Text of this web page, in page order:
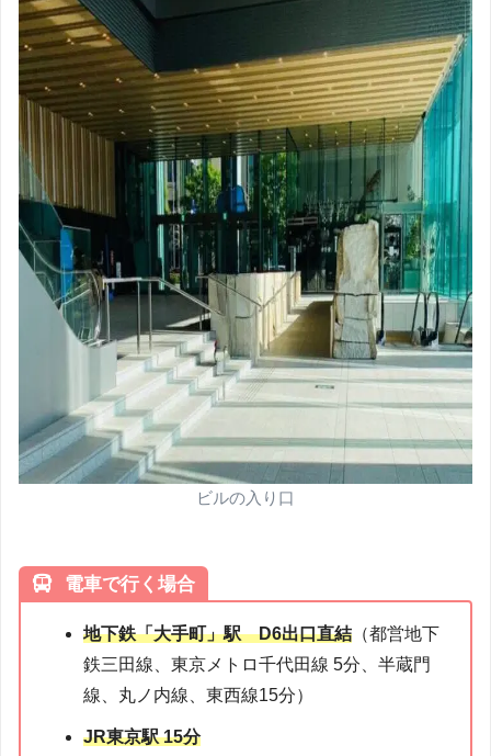
ビルの入り口
電車で行く場合
地下鉄「大手町」駅 D6出口直結（都営地下
鉄三田線、東京メトロ千代田線 5分、半蔵門
線、丸ノ内線、東西線15分）
JR東京駅 15分